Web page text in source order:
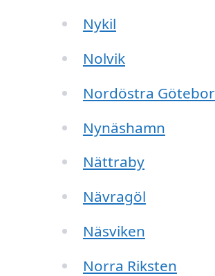
Nykil
Nolvik
Nordöstra
Nynäshamn
Nättraby
Nävragöl
Näsviken
Norra Riksten